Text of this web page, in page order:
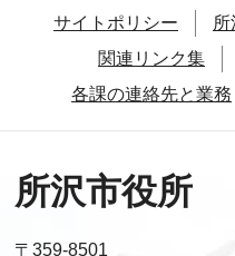
サイトポリシー
関連リンク集
各課の連絡先と業務
所沢市役所
〒359-8501